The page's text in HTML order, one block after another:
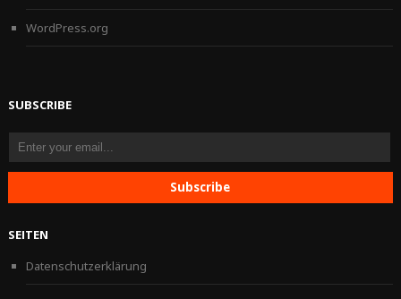
WordPress.org
SUBSCRIBE
SEITEN
Datenschutzerklärung